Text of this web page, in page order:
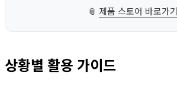
📎 제품 스토어 바로가기
상황별 활용 가이드